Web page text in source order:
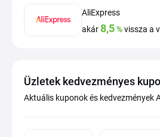
AliExpress
akár8,5%vissza a
Üzletek kedvezményes
Aktuális kuponok és kedvezmények